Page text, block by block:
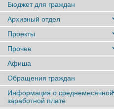
Бюджет для граждан
Архивный отдел
Проекты
Прочее
Афиша
Обращения граждан
Информация о среднемесячной
заработной плате